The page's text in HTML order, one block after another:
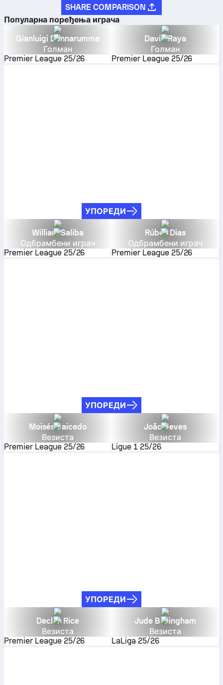
SHARE COMPARISON
Популарна поређења играча
Gianluigi Donnarumma
Голман
Premier League 25/26
David Raya
Голман
Premier League 25/26
УПОРЕДИ
William Saliba
Одбрамбени играч
Premier League 25/26
Rúben Dias
Одбрамбени играч
Premier League 25/26
УПОРЕДИ
Moisés Caicedo
Везиста
Premier League 25/26
João Neves
Везиста
Ligue 1 25/26
УПОРЕДИ
Declan Rice
Везиста
Premier League 25/26
Jude Bellingham
Везиста
LaLiga 25/26